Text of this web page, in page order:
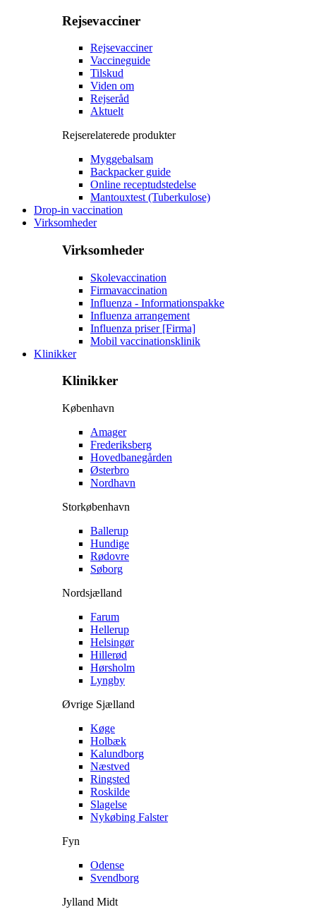
Rejsevacciner
Rejsevacciner
Vaccineguide
Tilskud
Viden om
Rejseråd
Aktuelt
Rejserelaterede produkter
Myggebalsam
Backpacker guide
Online receptudstedelse
Mantouxtest (Tuberkulose)
Drop-in vaccination
Virksomheder
Virksomheder
Skolevaccination
Firmavaccination
Influenza - Informationspakke
Influenza arrangement
Influenza priser [Firma]
Mobil vaccinationsklinik
Klinikker
Klinikker
København
Amager
Frederiksberg
Hovedbanegården
Østerbro
Nordhavn
Storkøbenhavn
Ballerup
Hundige
Rødovre
Søborg
Nordsjælland
Farum
Hellerup
Helsingør
Hillerød
Hørsholm
Lyngby
Øvrige Sjælland
Køge
Holbæk
Kalundborg
Næstved
Ringsted
Roskilde
Slagelse
Nykøbing Falster
Fyn
Odense
Svendborg
Jylland Midt